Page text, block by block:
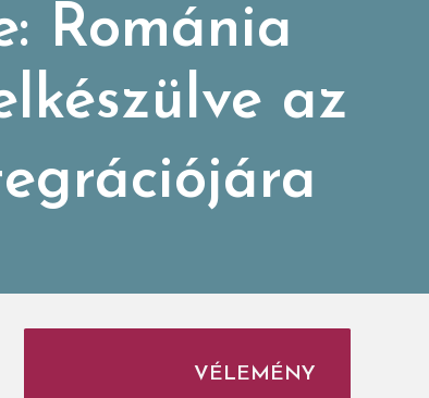
Románia
az
VÉLEMÉNY